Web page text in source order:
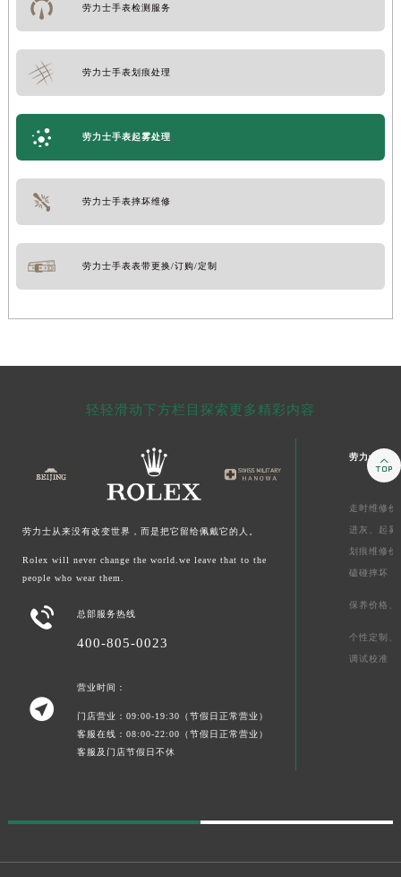
劳力士手表检测服务
劳力士手表划痕处理
劳力士手表起雾处理
劳力士手表摔坏维修
劳力士手表表带更换/订购/定制
轻轻滑动下方栏目探索更多精彩内容
劳力士从来没有改变世界，而是把它留给佩戴它的人。
Rolex will never change the world.we leave that to the
people who wear them.
 总部服务热线
400-805-0023

营业时间：
门店营业：09:00-19:30（节假日正常营业）
客服在线：08:00-22:00（节假日正常营业）
客服及门店节假日不休
劳力士售后
走时维修价
进灰、 起雾
划痕维修价
磕碰摔坏
保养价格、
个性定制、
调试校准
